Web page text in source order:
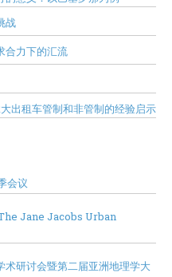
战
合力下的汇流
出租车管制和非管制的经验启示
会议
Jane Jacobs Urban
研讨会暨第二届亚洲地理学大